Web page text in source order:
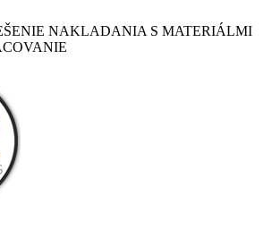
NAKLADANIA S MATERIÁLMI